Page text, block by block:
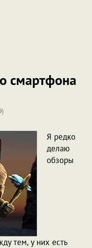
смартфона
Я редко
делаю
обзоры
тем, у них есть